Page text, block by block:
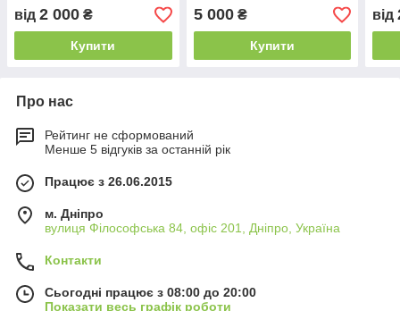
від 2 000 ₴
Купити
5 000₴
Купити
від
Про нас
Рейтинг не сформований
Менше 5 відгуків за останній рік
Працює з 26.06.2015
м. Дніпро
вулиця Філософська 84, офіс 201, Дніпро, Україна
Контакти
Сьогодні працює з 08:00 до 20:00
Показати весь графік роботи